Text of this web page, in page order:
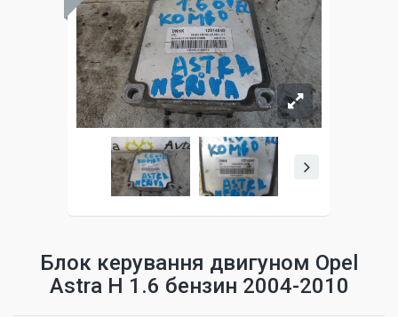
Блок керування двигуном Opel
Astra H 1.6 бензин 2004-2010